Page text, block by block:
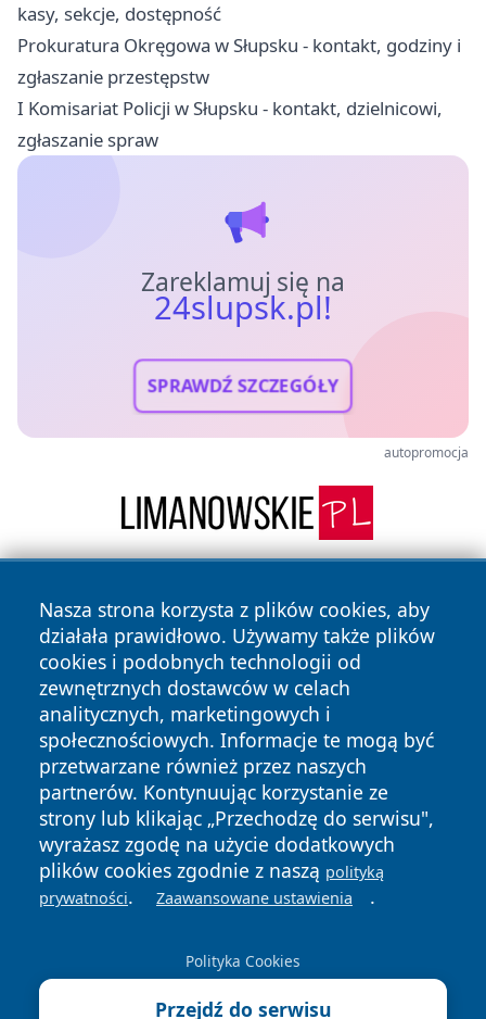
kasy, sekcje, dostępność
Prokuratura Okręgowa w Słupsku - kontakt, godziny i
zgłaszanie przestępstw
I Komisariat Policji w Słupsku - kontakt, dzielnicowi,
zgłaszanie spraw
Zareklamuj się na
24slupsk.pl!
SPRAWDŹ SZCZEGÓŁY
autopromocja
Nasza strona korzysta z plików cookies, aby
działała prawidłowo. Używamy także plików
cookies i podobnych technologii od
zewnętrznych dostawców w celach
analitycznych, marketingowych i
społecznościowych. Informacje te mogą być
przetwarzane również przez naszych
partnerów. Kontynuując korzystanie ze
strony lub klikając „Przechodzę do serwisu",
wyrażasz zgodę na użycie dodatkowych
plików cookies zgodnie z naszą polityką
prywatności. Zaawansowane ustawienia .
Polityka Cookies
Przejdź do serwisu
Copyright © 2026 24slupsk.pl Wszystkie prawa zastrzeżone.
News Autorzy
Polityka
Prywatności
Polityka
Cookies